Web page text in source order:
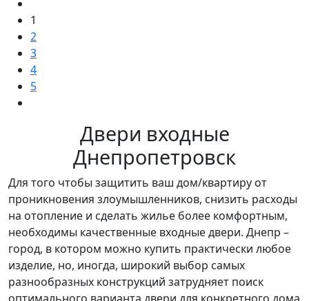
1
2
3
4
5
Двери входные
Днепропетровск
Для того чтобы защитить ваш дом/квартиру от
проникновения злоумышленников, снизить расходы
на отопление и сделать жилье более комфортным,
необходимы качественные входные двери. Днепр –
город, в котором можно купить практически любое
изделие, но, иногда, широкий выбор самых
разнообразных конструкций затрудняет поиск